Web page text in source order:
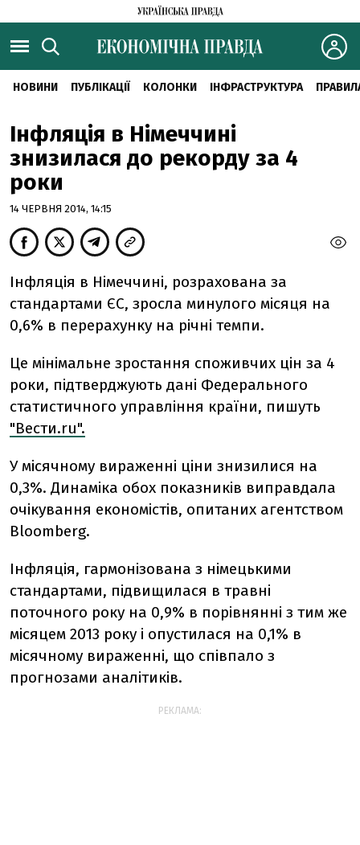
НОВИНИ ПУБЛІКАЦІЇ КОЛОНКИ ІНФРАСТРУКТУРА
Інфляція в Німеччині
знизилася до рекорду за 4
роки
14 ЧЕРВНЯ 2014, 14:15
Інфляція в Німеччині, розрахована за
стандартами ЄС, зросла минулого місяця на
0,6% в перерахунку на річні темпи.
Це мінімальне зростання споживчих цін за 4
роки, підтверджують дані Федерального
статистичного управління країни, пишуть
"Вести.ru".
У місячному вираженні ціни знизилися на
0,3%. Динаміка обох показників виправдала
очікування економістів, опитаних агентством
Bloomberg.
Інфляція, гармонізована з німецькими
стандартами, підвищилася в травні
поточного року на 0,9% в порівнянні з тим же
місяцем 2013 року і опустилася на 0,1% в
місячному вираженні, що співпало з
прогнозами аналітиків.
РЕКЛАМА: